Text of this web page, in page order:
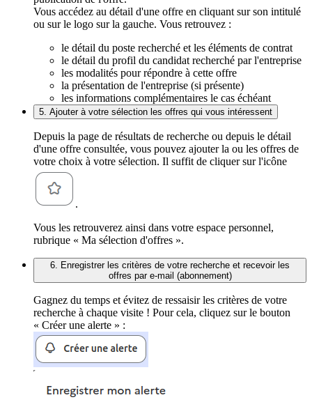
Vous accédez au détail d'une offre en cliquant sur son intitulé
ou sur le logo sur la gauche. Vous retrouvez :
le détail du poste recherché et les éléments de contrat
le détail du profil du candidat recherché par l'entreprise
les modalités pour répondre à cette offre
la présentation de l'entreprise (si présente)
les informations complémentaires le cas échéant
5. Ajouter à votre sélection les offres qui vous intéressent
Depuis la page de résultats de recherche ou depuis le détail
d'une offre consultée, vous pouvez ajouter la ou les offres de
votre choix à votre sélection. Il suffit de cliquer sur l'icône
.
Vous les retrouverez ainsi dans votre espace personnel,
rubrique « Ma sélection d'offres ».
6. Enregistrer les critères de votre recherche et recevoir les
offres par e-mail (abonnement)
Gagnez du temps et évitez de ressaisir les critères de votre
recherche à chaque visite ! Pour cela, cliquez sur le bouton
« Créer une alerte » :